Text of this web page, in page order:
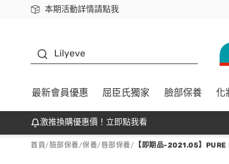
本期活動詳情請點我
下載app最高回饋$350
Lilyeve
最新會員優惠 屈臣氏獨家 臉部保養 化
激推換購優惠價！立即點我看
首頁/臉部保養/保養/唇部保養/ 【即期品-2021.05】